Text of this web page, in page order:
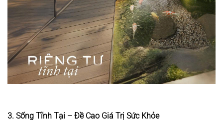
3. Sống Tĩnh Tại – Đề Cao Giá Trị Sức Khỏe